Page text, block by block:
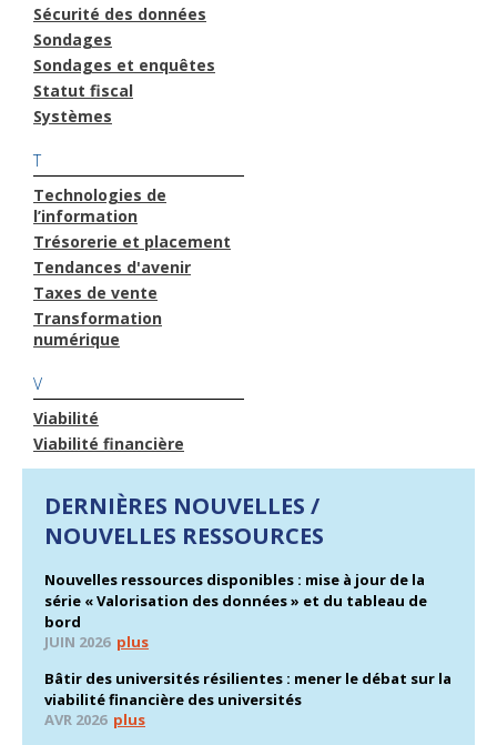
Sécurité des données
Sondages
Sondages et enquêtes
Statut fiscal
Systèmes
T
Technologies de
l’information
Trésorerie et placement
Tendances d'avenir
Taxes de vente
Transformation
numérique
V
Viabilité
Viabilité financière
DERNIÈRES NOUVELLES /
NOUVELLES RESSOURCES
Nouvelles ressources disponibles : mise à jour de la
série « Valorisation des données » et du tableau de
bord
JUIN 2026 plus
Bâtir des universités résilientes : mener le débat sur la
viabilité financière des universités
AVR 2026 plus